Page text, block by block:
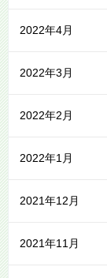
2022年4月
2022年3月
2022年2月
2022年1月
2021年12月
2021年11月